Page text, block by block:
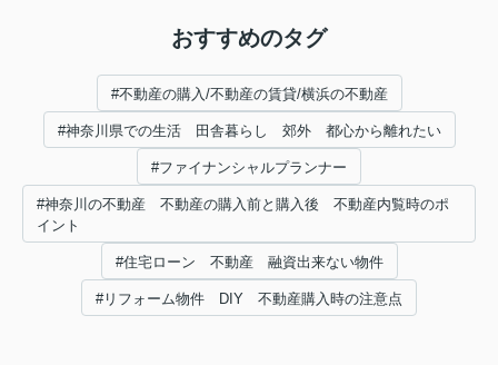
おすすめのタグ
#不動産の購入/不動産の賃貸/横浜の不動産
#神奈川県での生活 田舎暮らし 郊外 都心から離れたい
#ファイナンシャルプランナー
#神奈川の不動産 不動産の購入前と購入後 不動産内覧時のポ
イント
#住宅ローン 不動産 融資出来ない物件
#リフォーム物件 DIY 不動産購入時の注意点